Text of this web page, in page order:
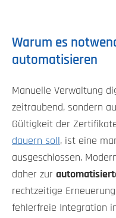
Warum es
automatisieren
Manuelle Verwaltung
zeitraubend, sondern
Gültigkeit der
dauern soll , ist eine
ausgeschlossen.
daher zur
rechtzeitige
fehlerfreie Integration